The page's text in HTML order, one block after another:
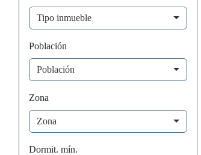
Tipo inmueble
Provincia
Población
Población
Zona
Zona
Dormit. mín.